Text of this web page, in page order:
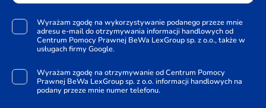
Wyrażam zgodę na wykorzystywanie podanego przeze mnie
adresu e-mail do otrzymywania informacji handlowych od
Centrum Pomocy Prawnej BeWa LexGroup sp. z o.o., także w
usługach firmy Google.
Wyrażam zgodę na otrzymywanie od Centrum Pomocy
Prawnej BeWa LexGroup sp. z o.o. informacji handlowych na
podany przeze mnie numer telefonu.